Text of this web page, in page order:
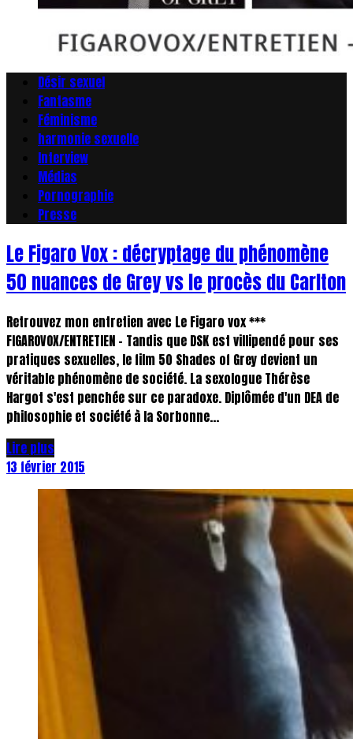
Désir sexuel
Fantasme
Féminisme
harmonie sexuelle
Interview
Médias
Pornographie
Presse
Le Figaro Vox : décryptage du phénomène
50 nuances de Grey vs le procès du Carlton
Retrouvez mon entretien avec Le Figaro vox ***
FIGAROVOX/ENTRETIEN - Tandis que DSK est villipendé pour ses
pratiques sexuelles, le film 50 Shades of Grey devient un
véritable phénomène de société. La sexologue Thérèse
Hargot s'est penchée sur ce paradoxe. Diplômée d'un DEA de
philosophie et société à la Sorbonne...
Lire plus
13 février 2015